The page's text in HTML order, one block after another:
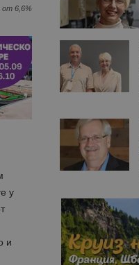
от 6,6%
у
и